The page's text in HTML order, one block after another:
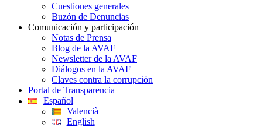
Cuestiones generales
Buzón de Denuncias
Comunicación y participación
Notas de Prensa
Blog de la AVAF
Newsletter de la AVAF
Diálogos en la AVAF
Claves contra la corrupción
Portal de Transparencia
Español
Valencià
English